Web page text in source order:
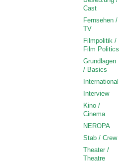
Cast
Fernsehen /
TV
Filmpolitik /
Film Politics
Grundlagen
/ Basics
International
Interview
Kino /
Cinema
NEROPA
Stab / Crew
Theater /
Theatre